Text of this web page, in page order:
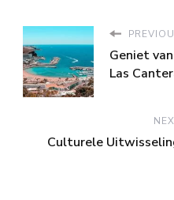
Geniet
Las
Culturele